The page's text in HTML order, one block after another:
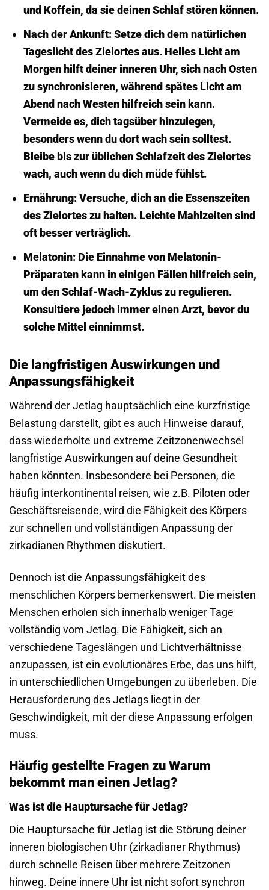
und Koffein, da sie deinen Schlaf stören können.
Nach der Ankunft:Setze dich dem natürlichen
Tages­licht des Zielortes aus. Helles Licht am
Morgen hilft deiner inneren Uhr, sich nach Osten
zu synchronisieren, während spätes Licht am
Abend nach Westen hilfreich sein kann.
Vermeide es, dich tagsüber hinzulegen,
besonders wenn du dort wach sein solltest.
Bleibe bis zur üblichen Schlaf­zeit des Zielortes
wach, auch wenn du dich müde fühlst.
Ernährung:Versuche, dich an die Essens­zeiten
des Zielortes zu halten. Leichte Mahlzeiten sind
oft besser verträglich.
Melatonin:Die Einnahme von Melatonin-
Präparaten kann in einigen Fällen hilfreich sein,
um den Schlaf-Wach-Zyklus zu regulieren.
Konsultiere jedoch immer einen Arzt, bevor du
solche Mittel einnimmst.
Die langfristigen Auswirkungen und
Anpassungs­fähigkeit
Während der Jetlag hauptsächlich eine kurz­fristige
Belastung darstellt, gibt es auch Hinweise darauf,
dass wiederholte und extreme Zeitzonen­wechsel
langfristige Auswirkungen auf deine Gesundheit
haben könnten. Insbesondere bei Personen, die
häufig interkontinental reisen, wie z.B. Piloten oder
Geschäftsreisende, wird die Fähigkeit des Körpers
zur schnellen und vollständigen Anpassung der
zirkadianen Rhythmen diskutiert.
Dennoch ist die Anpassungs­fähigkeit des
menschlichen Körpers bemerkenswert. Die meisten
Menschen erholen sich innerhalb weniger Tage
vollständig vom Jetlag. Die Fähigkeit, sich an
verschiedene Tages­längen und Licht­verhältnisse
anzupassen, ist ein evolutionäres Erbe, das uns hilft,
in unterschiedlichen Umgebungen zu überleben. Die
Herausforderung des Jetlags liegt in der
Geschwindigkeit, mit der diese Anpassung erfolgen
muss.
Häufig gestellte Fragen zu Warum
bekommt man einen Jetlag?
Was ist die Hauptursache für Jetlag?
Die Hauptursache für Jetlag ist die Störung deiner
inneren biologischen Uhr (zirkadianer Rhythmus)
durch schnelle Reisen über mehrere Zeitzonen
hinweg. Deine innere Uhr ist nicht sofort synchron